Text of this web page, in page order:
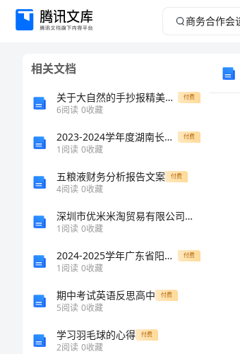
商
相关文档
关于大自然的手抄报精美漂亮5张 付费
6阅读 0收藏
2023-2024学年度湖南长沙市铁路一中数学七年级上册期中综合测评专题测试试卷（附答案详解） 付费
1阅读 0收藏
五粮液财务分析报告文案 付费
4阅读 0收藏
深圳市优米米淘贸易有限公司介绍企业发展分析报告
1阅读 0收藏
2024-2025学年广东省阳江市阳东区星重学校八年级物理下学期期末复习检测模拟试题含解析 付费
1阅读 0收藏
期中考试英语反思高中 付费
5阅读 0收藏
学习羽毛球的心得 付费
2阅读 0收藏